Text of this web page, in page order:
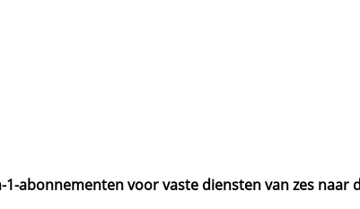
abonnementen voor vaste diensten van zes naar